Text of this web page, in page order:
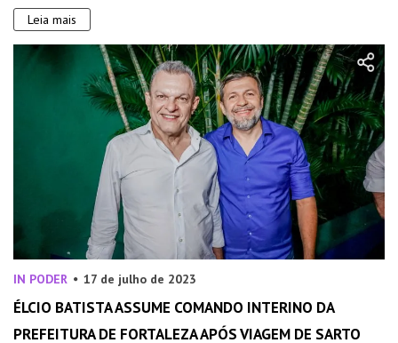
Leia mais
IN PODER 17 de julho de 2023
ÉLCIO BATISTA ASSUME COMANDO INTERINO DA
PREFEITURA DE FORTALEZA APÓS VIAGEM DE SARTO